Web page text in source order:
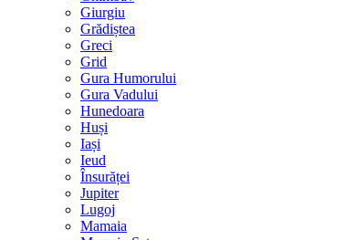
Giurgiu
Grădiștea
Greci
Grid
Gura Humorului
Gura Vadului
Hunedoara
Huși
Iași
Ieud
Însurăței
Jupiter
Lugoj
Mamaia